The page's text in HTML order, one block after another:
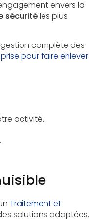
envers la
sécuritéles plus
complète des
pour faire enlever
activité.
Traitement et
des solutions adaptées.